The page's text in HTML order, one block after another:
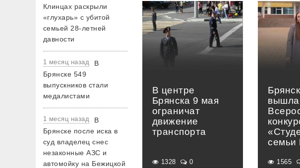
Клинцах раскрыли
«глухарь» с убитой
семьей 28-летней
давности
1 месяц назад
В
Брянске 549
выпускников стали
медалистами
1 месяц назад
В
Брянске после иска в
суд владелец снес
незаконные АЗС и
автомойку на Бежицкой
В центре
Брянска 9 мая
ограничат
движение
транспорта
1328 0
семьи
1565